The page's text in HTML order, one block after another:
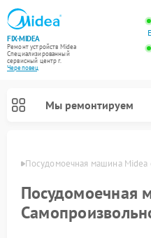
FIX-MIDEA
Ремонт устройств Midea
Специализированный
cервисный центр г.
Череповец
Мы ремонтируем
Посудомоечная машина
Посудомоечная